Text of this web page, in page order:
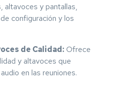
altavoces y pantallas,
configuración y los
de Calidad: Ofrece
y altavoces que
en las reuniones.